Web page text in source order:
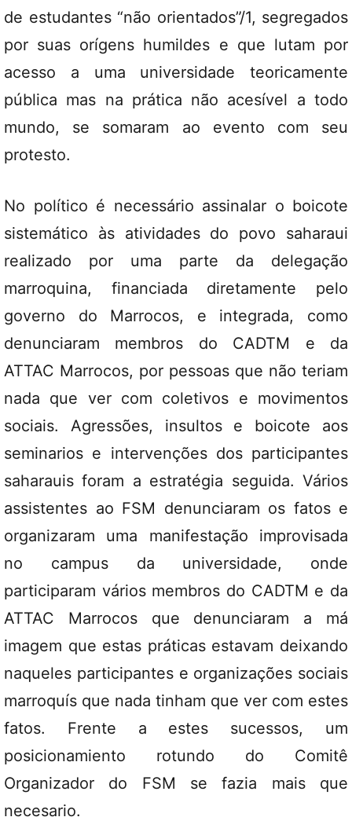
de estudantes “não orientados”/1, segregados
por suas orígens humildes e que lutam por
acesso a uma universidade teoricamente
pública mas na prática não acesível a todo
mundo, se somaram ao evento com seu
protesto.
No político é necessário assinalar o boicote
sistemático às atividades do povo saharaui
realizado por uma parte da delegação
marroquina, financiada diretamente pelo
governo do Marrocos, e integrada, como
denunciaram membros do CADTM e da
ATTAC Marrocos, por pessoas que não teriam
nada que ver com coletivos e movimentos
sociais. Agressões, insultos e boicote aos
seminarios e intervenções dos participantes
saharauis foram a estratégia seguida. Vários
assistentes ao FSM denunciaram os fatos e
organizaram uma manifestação improvisada
no campus da universidade, onde
participaram vários membros do CADTM e da
ATTAC Marrocos que denunciaram a má
imagem que estas práticas estavam deixando
naqueles participantes e organizações sociais
marroquís que nada tinham que ver com estes
fatos. Frente a estes sucessos, um
posicionamiento rotundo do Comitê
Organizador do FSM se fazia mais que
necesario.